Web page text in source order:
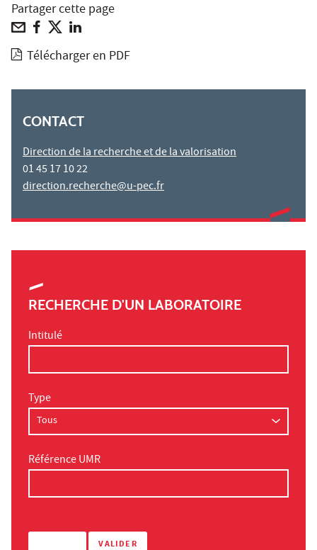
Partager cette page
Télécharger en PDF
CONTACT
Direction de la recherche et de la valorisation
01 45 17 10 22
direction.recherche@u-pec.fr
RECHERCHE D'UN LABORATOIRE
Intitulé
Type
Référence UMR